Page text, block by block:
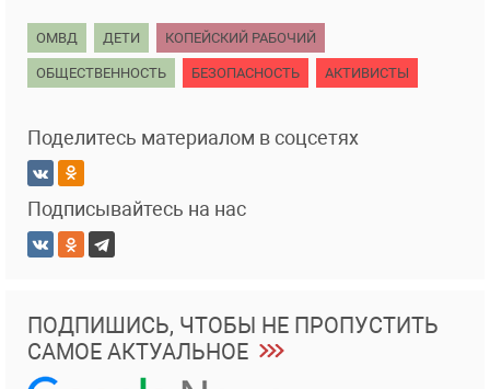
ОМВД ДЕТИ КОПЕЙСКИЙ РАБОЧИЙ
ОБЩЕСТВЕННОСТЬ БЕЗОПАСНОСТЬ АКТИВИСТЫ
Поделитесь материалом в соцсетях
Подписывайтесь на нас
ПОДПИШИСЬ, ЧТОБЫ НЕ ПРОПУСТИТЬ
САМОЕ АКТУАЛЬНОЕ